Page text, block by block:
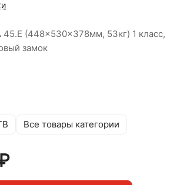
45.E (448x530x378мм, 53кг) 1 класс,
замок
Все товары категории